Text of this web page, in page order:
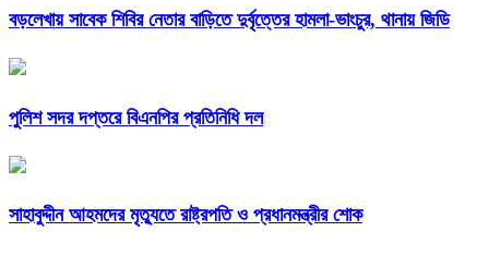
বড়লেখায় সাবেক শিবির নেতার বাড়িতে দুর্বৃত্তের হামলা-ভাংচুর, থানায় জিডি
পুলিশ সদর দপ্তরে বিএনপির প্রতিনিধি দল
সাহাবুদ্দীন আহমদের মৃত্যুতে রাষ্ট্রপতি ও প্রধানমন্ত্রীর শোক